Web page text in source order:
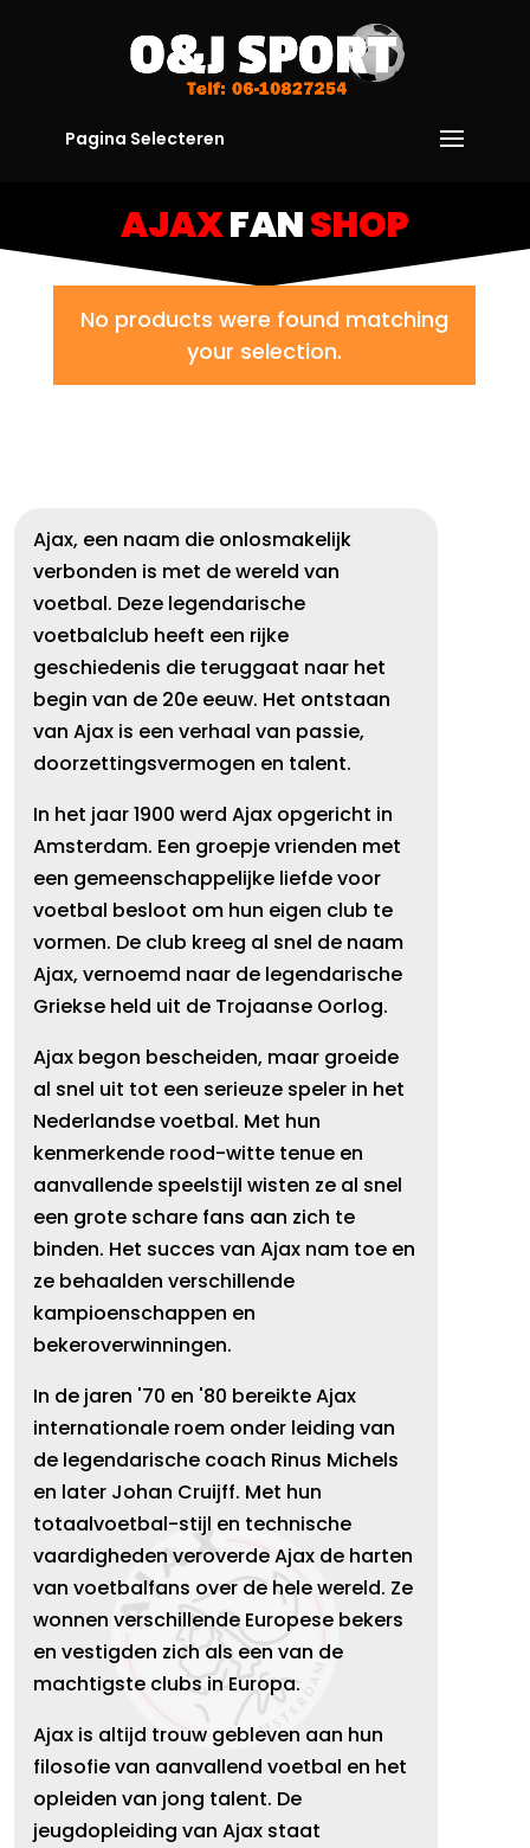
Pagina Selecteren
AJAXFANSHOP
No products were found matching
your selection.
Ajax, een naam die onlosmakelijk
verbonden is met de wereld van
voetbal. Deze legendarische
voetbalclub heeft een rijke
geschiedenis die teruggaat naar het
begin van de 20e eeuw. Het ontstaan
van Ajax is een verhaal van passie,
doorzettingsvermogen en talent.
In het jaar 1900 werd Ajax opgericht in
Amsterdam. Een groepje vrienden met
een gemeenschappelijke liefde voor
voetbal besloot om hun eigen club te
vormen. De club kreeg al snel de naam
Ajax, vernoemd naar de legendarische
Griekse held uit de Trojaanse Oorlog.
Ajax begon bescheiden, maar groeide
al snel uit tot een serieuze speler in het
Nederlandse voetbal. Met hun
kenmerkende rood-witte tenue en
aanvallende speelstijl wisten ze al snel
een grote schare fans aan zich te
binden. Het succes van Ajax nam toe en
ze behaalden verschillende
kampioenschappen en
bekeroverwinningen.
In de jaren '70 en '80 bereikte Ajax
internationale roem onder leiding van
de legendarische coach Rinus Michels
en later Johan Cruijff. Met hun
totaalvoetbal-stijl en technische
vaardigheden veroverde Ajax de harten
van voetbalfans over de hele wereld. Ze
wonnen verschillende Europese bekers
en vestigden zich als een van de
machtigste clubs in Europa.
Ajax is altijd trouw gebleven aan hun
filosofie van aanvallend voetbal en het
opleiden van jong talent. De
jeugdopleiding van Ajax staat